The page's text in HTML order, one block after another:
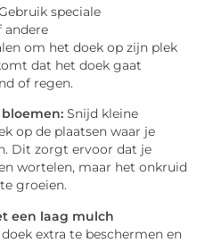
speciale
andere
om het doek op zijn plek
dat het doek gaat
of regen.
Snijd kleine
op de plaatsen waar je
Dit zorgt ervoor dat je
wortelen, maar het onkruid
groeien.
een laag mulch
extra te beschermen en